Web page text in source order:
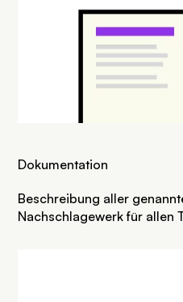
Dokumentation
Beschreibung aller
Nachschlagewerk für allen